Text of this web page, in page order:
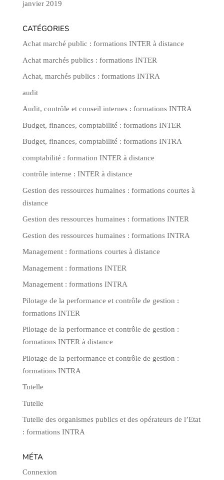
janvier 2019
CATÉGORIES
Achat marché public : formations INTER à distance
Achat marchés publics : formations INTER
Achat, marchés publics : formations INTRA
audit
Audit, contrôle et conseil internes : formations INTRA
Budget, finances, comptabilité : formations INTER
Budget, finances, comptabilité : formations INTRA
comptabilité : formation INTER à distance
contrôle interne : INTER à distance
Gestion des ressources humaines : formations courtes à
distance
Gestion des ressources humaines : formations INTER
Gestion des ressources humaines : formations INTRA
Management : formations courtes à distance
Management : formations INTER
Management : formations INTRA
Pilotage de la performance et contrôle de gestion :
formations INTER
Pilotage de la performance et contrôle de gestion :
formations INTER à distance
Pilotage de la performance et contrôle de gestion :
formations INTRA
Tutelle
Tutelle
Tutelle des organismes publics et des opérateurs de l’Etat
: formations INTRA
MÉTA
Connexion